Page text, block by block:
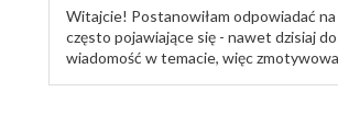
Witajcie! Postanowiłam odpowiadać
często pojawiające się - nawet dzisiaj
wiadomość w temacie, więc